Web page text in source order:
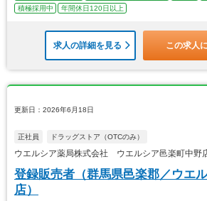
積極採用中
年間休日120日以上
求人の詳細を見る この求人
更新日：2026年6月18日
正社員 ドラッグストア（OTCのみ）
ウエルシア薬局株式会社 ウエルシア邑楽町中野
登録販売者（群馬県邑楽郡／ウエ
店）